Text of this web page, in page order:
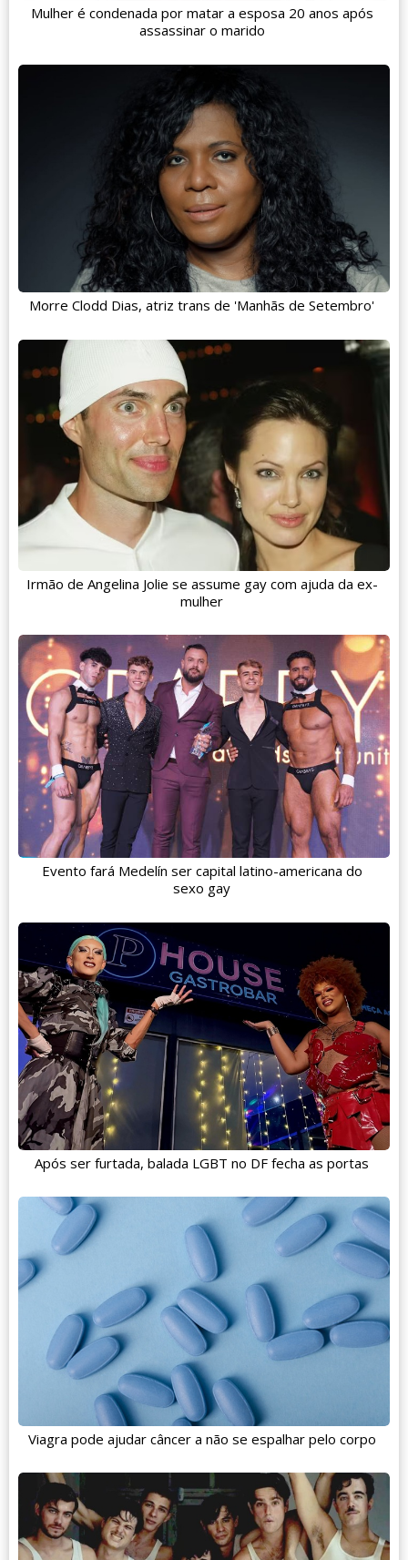
Mulher é condenada por matar a esposa 20 anos após
assassinar o marido
Morre Clodd Dias, atriz trans de 'Manhãs de Setembro'
Irmão de Angelina Jolie se assume gay com ajuda da ex-
mulher
Evento fará Medelín ser capital latino-americana do
sexo gay
Após ser furtada, balada LGBT no DF fecha as portas
Viagra pode ajudar câncer a não se espalhar pelo corpo